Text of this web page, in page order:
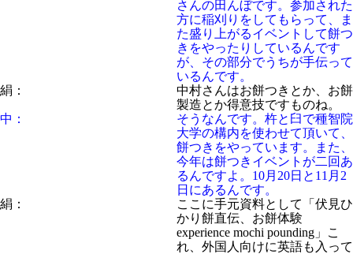
さんの田んぼです。参加された
方に稲刈りをしてもらって、ま
た盛り上がるイベントして餅つ
きをやったりしているんです
が、その部分でうちが手伝って
いるんです。
絹：
中村さんはお餅つきとか、お餅
製造とか得意技ですものね。
中：
そうなんです。杵と臼で種智院
大学の構内を使わせて頂いて、
餅つきをやっています。また、
今年は餅つきイベントが二回あ
るんですよ。10月20日と11月2
日にあるんです。
絹：
ここに手元資料として「伏見ひ
かり餅直伝、お餅体験
experience mochi pounding」こ
れ、外国人向けに英語も入って